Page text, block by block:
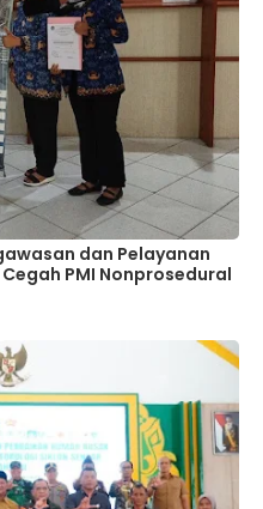
dan Pelayanan
PMI Nonprosedural